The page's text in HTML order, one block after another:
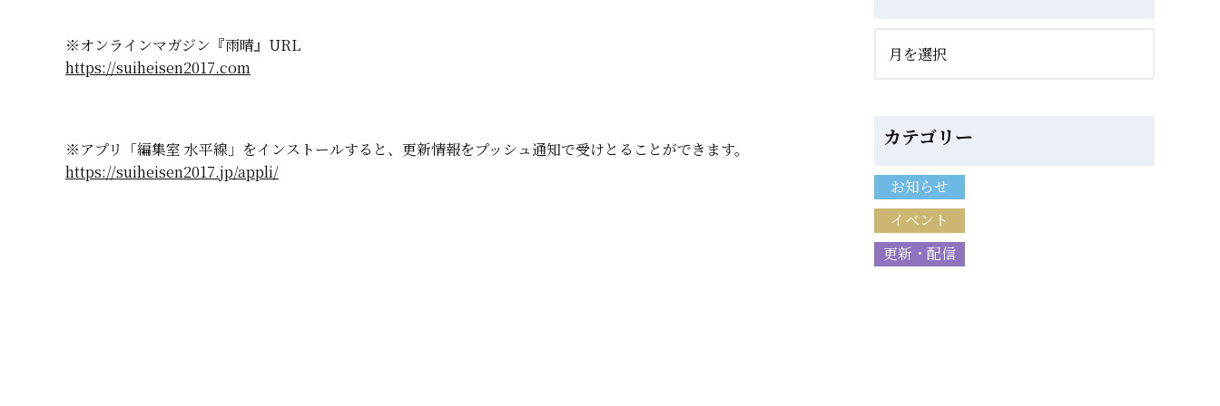
※オンラインマガジン『雨晴』URL
https://suiheisen2017.com
※アプリ「編集室 水平線」をインストールすると、更新情報をプッシュ通知で受けとることができます。
https://suiheisen2017.jp/appli/
カテゴリー
お知らせ
イベント
更新・配信